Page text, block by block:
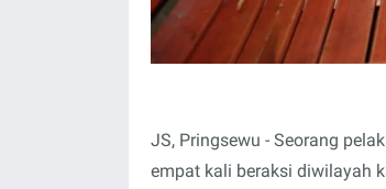
JS, Pringsewu - Seorang
empat kali beraksi diwilayah